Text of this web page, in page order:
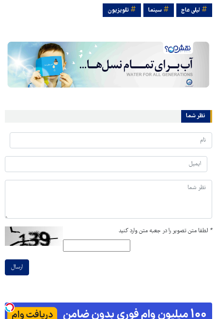
لیلی عاج سینما تلویزیون
نظر شما
* لطفا متن تصویر را در جعبه متن وارد کنید
ارسال